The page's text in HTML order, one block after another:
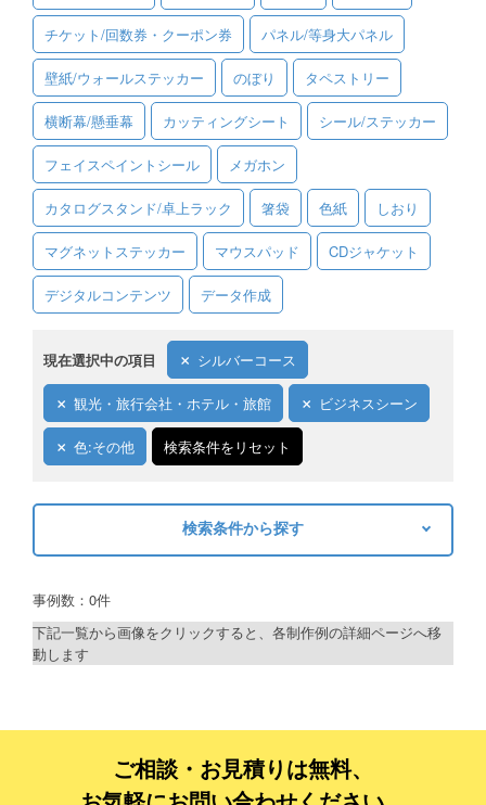
キャンセルについて
FAQ（よくあるご質問）
資料をダウンロード
ご利用規約
お見積り・お問合せ
チケット/回数券・クーポン券 パネル/等身大パネル
壁紙/ウォールステッカー のぼり タペストリー
横断幕/懸垂幕 カッティングシート シール/ステッカー
フェイスペイントシール メガホン
カタログスタンド/卓上ラック 箸袋 色紙 しおり
マグネットステッカー マウスパッド CDジャケット
デジタルコンテンツ データ作成
現在選択中の項目 シルバーコース
観光・旅行会社・ホテル・旅館 ビジネスシーン
色:その他 検索条件をリセット
検索条件から探す
制作プランで探す
ベーシックコース
シルバーコース
事例数：0件
下記一覧から画像をクリックすると、各制作例の詳細ページへ移
動します
ご相談・お見積りは無料、